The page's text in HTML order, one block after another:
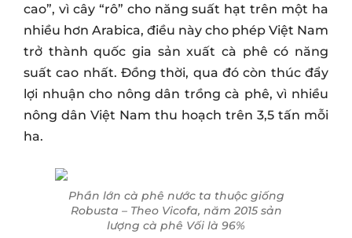
cao”, vì cây “rô” cho năng suất hạt trên một ha
nhiều hơn Arabica, điều này cho phép Việt Nam
trở thành quốc gia sản xuất cà phê có năng
suất cao nhất. Đồng thời, qua đó còn thúc đẩy
lợi nhuận cho nông dân trồng cà phê, vì nhiều
nông dân Việt Nam thu hoạch trên 3,5 tấn mỗi
ha.
Phần lớn cà phê nước ta thuộc giống
Robusta – Theo Vicofa, năm 2015 sản
lượng cà phê Vối là 96%